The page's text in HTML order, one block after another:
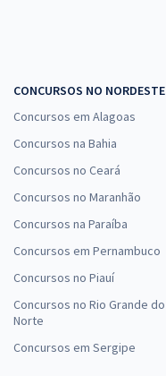
CONCURSOS NO NORDESTE
Concursos em Alagoas
Concursos na Bahia
Concursos no Ceará
Concursos no Maranhão
Concursos na Paraíba
Concursos em Pernambuco
Concursos no Piauí
Concursos no Rio Grande do
Norte
Concursos em Sergipe